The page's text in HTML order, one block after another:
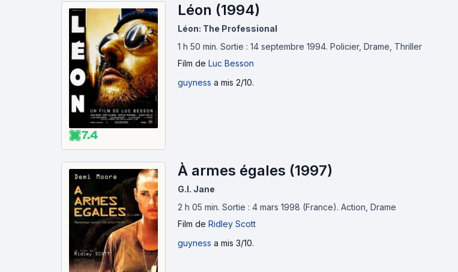
7.4
Léon (1994)
Léon: The Professional
1 h 50 min. Sortie : 14 septembre 1994. Policier, Drame, Thriller
Film de Luc Besson
guyness a mis 2/10.
À armes égales (1997)
G.I. Jane
2 h 05 min. Sortie : 4 mars 1998 (France). Action, Drame
Film de Ridley Scott
guyness a mis 3/10.